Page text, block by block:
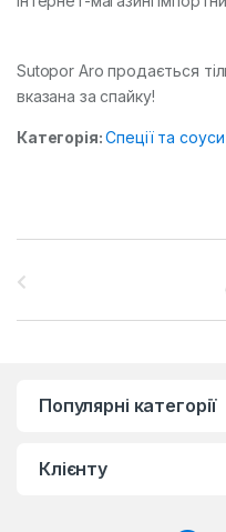
Sutopor Aro продається
вказана за спайку!
Категорія:Спеції та соуси
Популярні категорії
Клієнту